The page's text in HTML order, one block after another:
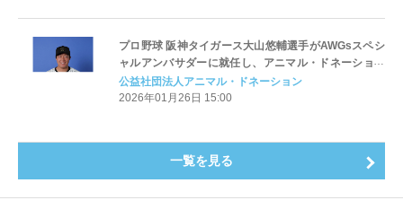
プロ野球 阪神タイガース大山悠輔選手がAWGsスペシ
ャルアンバサダーに就任し、アニマル・ドネーション
に寄付を届ける
公益社団法人アニマル・ドネーション
2026年01月26日 15:00
一覧を見る